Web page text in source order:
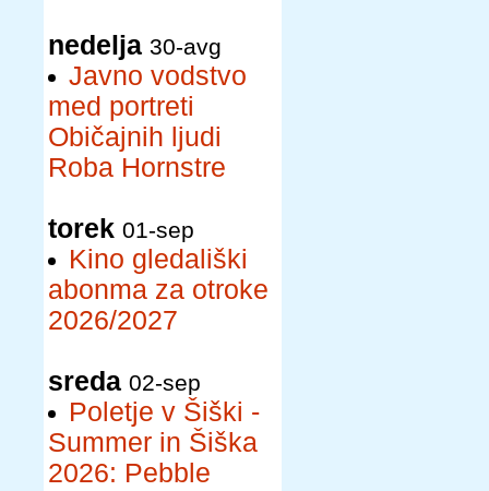
nedelja 30-avg
Javno vodstvo
med portreti
Običajnih ljudi
Roba Hornstre
torek 01-sep
Kino gledališki
abonma za otroke
2026/2027
sreda 02-sep
Poletje v Šiški -
Summer in Šiška
2026: Pebble